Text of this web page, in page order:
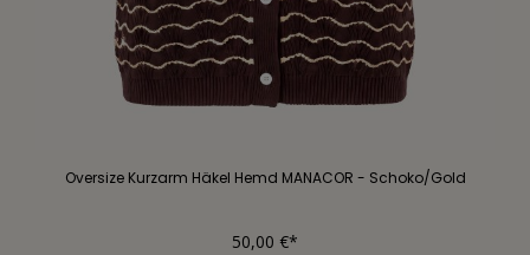
Oversize Kurzarm Häkel Hemd MANACOR - Schoko/Gold
50,00 €*